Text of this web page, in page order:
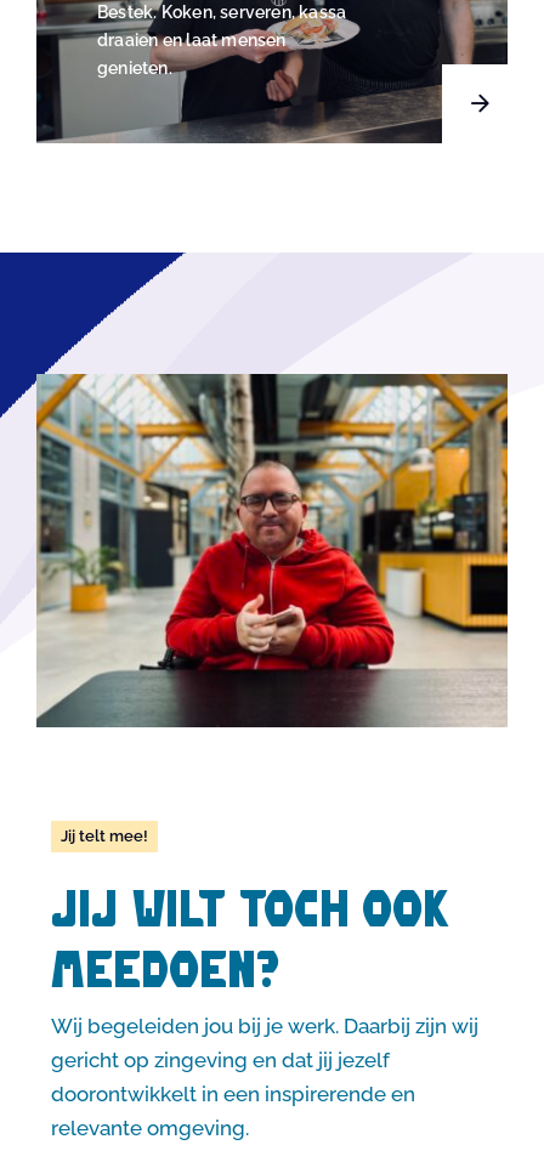
Bestek. Koken, serveren, kassa
draaien en laat mensen
genieten.
Jij telt mee!
Jij wilt toch ook
meedoen?
Wij begeleiden jou bij je werk. Daarbij zijn wij
gericht op zingeving en dat jij jezelf
doorontwikkelt in een inspirerende en
relevante omgeving.